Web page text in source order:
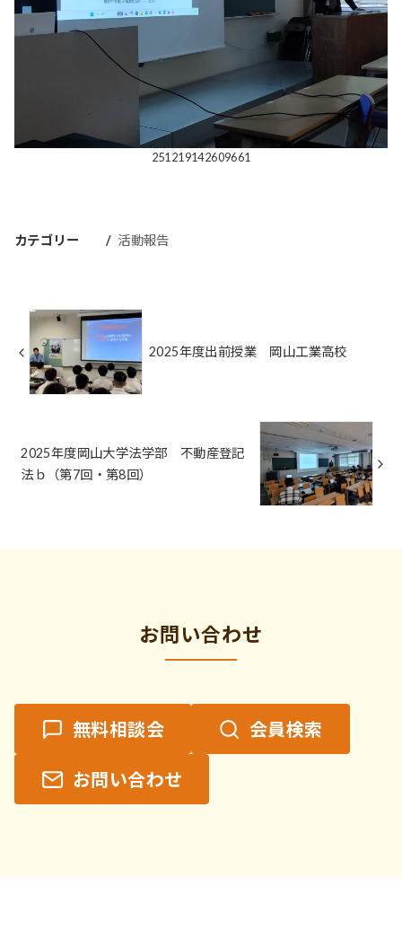
251219142609661
カテゴリー 活動報告
2025年度出前授業 岡山工業高校
2025年度岡山大学法学部 不動産登記
法ｂ（第7回・第8回）
お問い合わせ
無料相談会 会員検索
お問い合わせ